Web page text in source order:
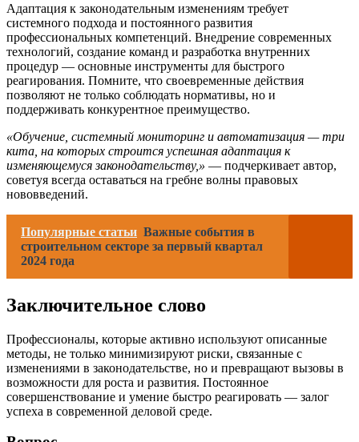
Адаптация к законодательным изменениям требует
системного подхода и постоянного развития
профессиональных компетенций. Внедрение современных
технологий, создание команд и разработка внутренних
процедур — основные инструменты для быстрого
реагирования. Помните, что своевременные действия
позволяют не только соблюдать нормативы, но и
поддерживать конкурентное преимущество.
«Обучение, системный мониторинг и автоматизация — три
кита, на которых строится успешная адаптация к
изменяющемуся законодательству,» — подчеркивает автор,
советуя всегда оставаться на гребне волны правовых
нововведений.
Популярные статьи Важные события в
строительном секторе за первый квартал
2024 года
Заключительное слово
Профессионалы, которые активно используют описанные
методы, не только минимизируют риски, связанные с
изменениями в законодательстве, но и превращают вызовы в
возможности для роста и развития. Постоянное
совершенствование и умение быстро реагировать — залог
успеха в современной деловой среде.